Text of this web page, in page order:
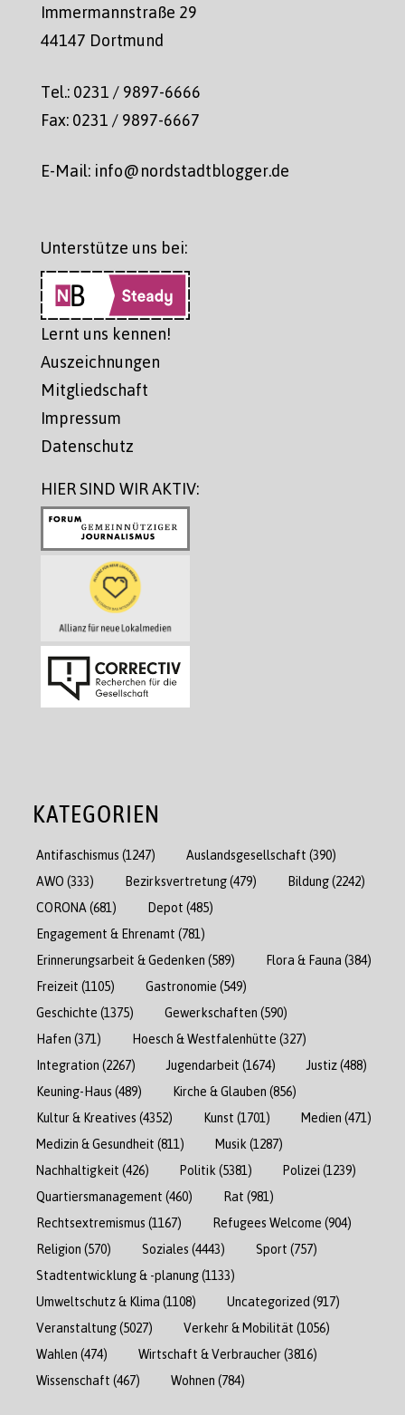
Immermannstraße 29
44147 Dortmund
Tel.: 0231 / 9897-6666
Fax: 0231 / 9897-6667
E-Mail: info@nordstadtblogger.de
Unterstütze uns bei:
Lernt uns kennen!
Auszeichnungen
Mitgliedschaft
Impressum
Datenschutz
HIER SIND WIR AKTIV:
KATEGORIEN
Antifaschismus (1247) Auslandsgesellschaft (390)
AWO (333) Bezirksvertretung(479) Bildung(2242)
CORONA (681) Depot (485)
Engagement & Ehrenamt (781)
Erinnerungsarbeit & Gedenken (589) Flora & Fauna (384)
Freizeit (1105) Gastronomie (549)
Geschichte (1375) Gewerkschaften (590)
Hafen (371) Hoesch & Westfalenhütte (327)
Integration (2267) Jugendarbeit (1674) Justiz(488)
Keuning-Haus (489) Kirche & Glauben (856)
Kultur & Kreatives (4352) Kunst (1701) Medien (471)
Medizin & Gesundheit (811) Musik (1287)
Nachhaltigkeit (426) Politik (5381) Polizei (1239)
Quartiersmanagement (460) Rat (981)
Rechtsextremismus (1167) Refugees Welcome (904)
Religion (570) Soziales (4443) Sport (757)
Stadtentwicklung & -planung(1133)
Umweltschutz & Klima (1108) Uncategorized (917)
Veranstaltung(5027) Verkehr & Mobilität (1056)
Wahlen (474) Wirtschaft & Verbraucher(3816)
Wissenschaft (467) Wohnen (784)